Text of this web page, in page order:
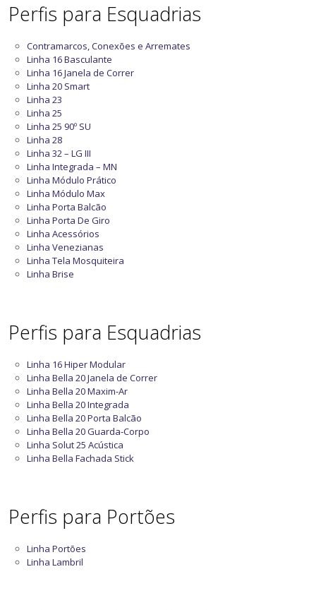
Perfis para Esquadrias
Contramarcos, Conexões e Arremates
Linha 16 Basculante
Linha 16 Janela de Correr
Linha 20 Smart
Linha 23
Linha 25
Linha 25 90º SU
Linha 28
Linha 32 – LG III
Linha Integrada – MN
Linha Módulo Prático
Linha Módulo Max
Linha Porta Balcão
Linha Porta De Giro
Linha Acessórios
Linha Venezianas
Linha Tela Mosquiteira
Linha Brise
Perfis para Esquadrias
Linha 16 Hiper Modular
Linha Bella 20 Janela de Correr
Linha Bella 20 Maxim-Ar
Linha Bella 20 Integrada
Linha Bella 20 Porta Balcão
Linha Bella 20 Guarda-Corpo
Linha Solut 25 Acústica
Linha Bella Fachada Stick
Perfis para Portões
Linha Portões
Linha Lambril